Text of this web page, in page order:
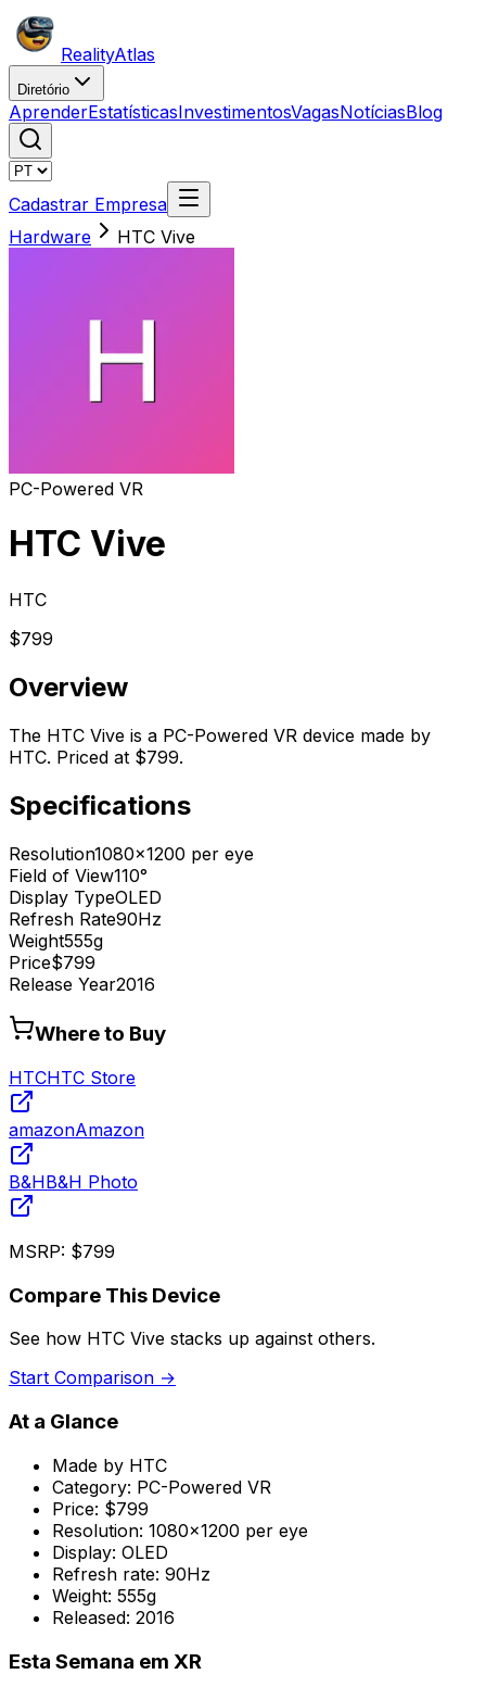
RealityAtlas
Diretório
AprenderEstatísticasInvestimentosVagasNotíciasBlog
Cadastrar Empresa
Hardware
HTC Vive
PC-Powered VR
HTC Vive
HTC
$799
Overview
The HTC Vive is a PC-Powered VR device made by
HTC. Priced at $799.
Specifications
Resolution1080x1200 per eye
Field of View110°
Display TypeOLED
Refresh Rate90Hz
Weight555g
Price$799
Release Year2016
Where to Buy
HTCHTC Store
amazonAmazon
B&HB&H Photo
MSRP: $799
Compare This Device
See how HTC Vive stacks up against others.
Start Comparison →
At a Glance
Made by HTC
Category: PC-Powered VR
Price: $799
Resolution: 1080x1200 per eye
Display: OLED
Refresh rate: 90Hz
Weight: 555g
Released: 2016
Esta Semana em XR